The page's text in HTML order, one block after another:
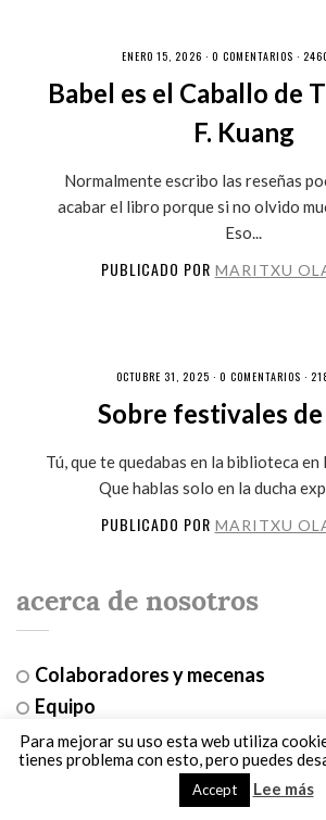
ENERO 15, 2026 · 0 COMENTARIOS ·
Babel es el Caballo de
F. Kuang
Normalmente escribo las reseñas
acabar el libro porque si no olvido
Eso...
PUBLICADO POR MARITXU
OCTUBRE 31, 2025 · 0 COMENTARIOS ·
Sobre festivales
Tú, que te quedabas en la biblioteca
Que hablas solo en la ducha
PUBLICADO POR MARITXU
acerca de nosotros
Colaboradores y mecenas
Equipo
Manifiesto
Política de privacidad y cookies
Política de reseñas y contacto
Para mejorar su uso esta web utiliza
tienes problema con esto, pero puedes
Accept Lee más